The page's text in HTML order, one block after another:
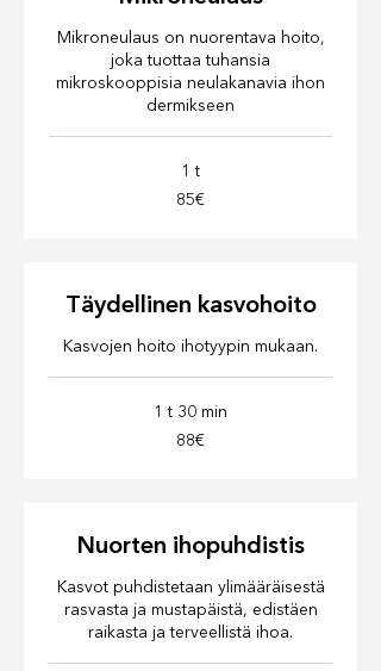
Mikroneulaus on nuorentava hoito,
joka tuottaa tuhansia
mikroskooppisia neulakanavia ihon
dermikseen
1 t
85€
Täydellinen kasvohoito
Kasvojen hoito ihotyypin mukaan.
1 t 30 min
88€
Nuorten ihopuhdistis
Kasvot puhdistetaan ylimääräisestä
rasvasta ja mustapäistä, edistäen
raikasta ja terveellistä ihoa.